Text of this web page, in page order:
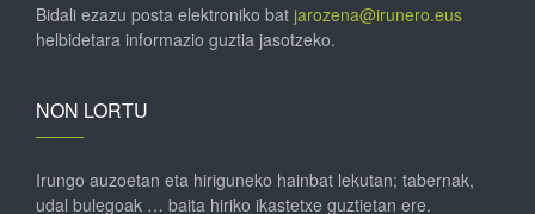
Bidali ezazu posta elektroniko bat jarozena@irunero.eus
helbidetara informazio guztia jasotzeko.
NON LORTU
Irungo auzoetan eta hiriguneko hainbat lekutan; tabernak,
udal bulegoak … baita hiriko ikastetxe guztietan ere.